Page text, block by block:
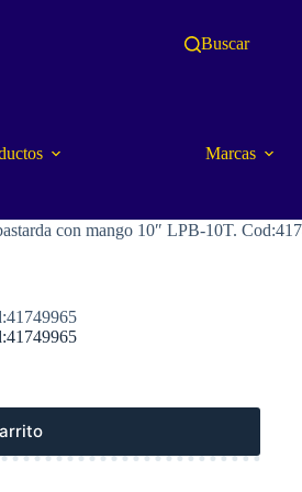
Buscar
Marcas
con mango 10″ LPB-10T.